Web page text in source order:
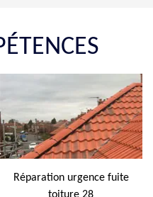
Réparation urgence fuite